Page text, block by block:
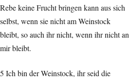
Rebe keine Frucht bringen kann aus sich
selbst, wenn sie nicht am Weinstock
bleibt, so auch ihr nicht, wenn ihr nicht an
mir bleibt.
5 Ich bin der Weinstock, ihr seid die